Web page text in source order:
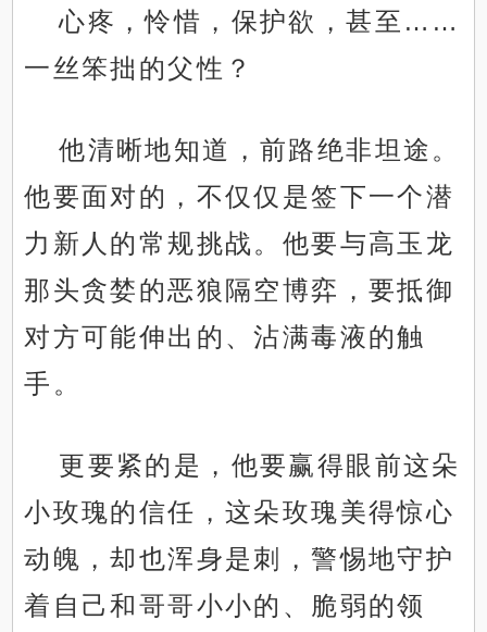
心疼，怜惜，保护欲，甚至……
一丝笨拙的父性？
他清晰地知道，前路绝非坦途。
他要面对的，不仅仅是签下一个潜
力新人的常规挑战。他要与高玉龙
那头贪婪的恶狼隔空博弈，要抵御
对方可能伸出的、沾满毒液的触
手。
更要紧的是，他要赢得眼前这朵
小玫瑰的信任，这朵玫瑰美得惊心
动魄，却也浑身是刺，警惕地守护
着自己和哥哥小小的、脆弱的领